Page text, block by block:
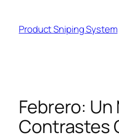
content
Product Sniping System
Febrero: Un
Contrastes